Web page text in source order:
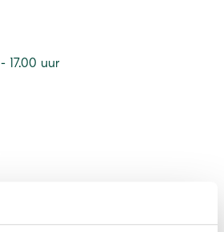
17.00 uur